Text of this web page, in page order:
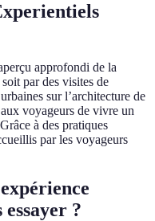
approfondi de la
par des visites de
sur l’architecture de
voyageurs de vivre un
à des pratiques
par les voyageurs
?